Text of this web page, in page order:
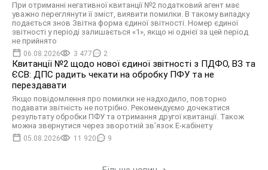
При отриманні негативної квитанції №2 податковий агент має
уважно переглянути її зміст, виявити помилки. В такому випадку
подається знов Звітна форма єдиної звітності. Номер єдиної
звітності у періоді залишається «1», якщо ні однієї за цей період
не прийнято
06.08.2026 3 477 2
Квитанції №2 щодо нової єдиної звітності з ПДФО, ВЗ та
ЄСВ: ДПС радить чекати на обробку ПФУ та не
перездавати
Якщо повідомлення про помилки не надходило, повторно
подавати звітність не потрібно. Рекомендуємо дочекатися
результату обробки ПФУ та отримання другої квитанції. Також
можна звернутися через зворотній зв’язок Е-кабінету
05.08.2026 11 920 9